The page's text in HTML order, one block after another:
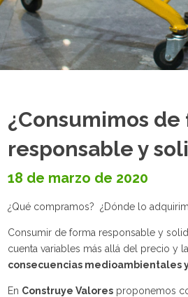
¿Consumimos
responsable y
18 de marzo de 2020
¿Qué compramos? ¿Dónde lo
Consumir de forma responsable y
cuenta variables más allá del precio y
consecuencias medioambientales
En Construye Valores proponemos